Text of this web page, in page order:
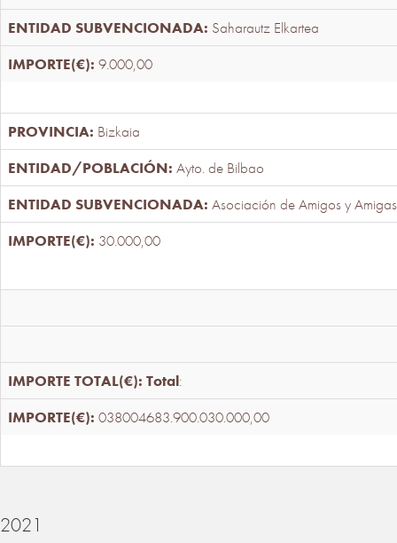
Saharautz Elkartea
9.000,00
Bizkaia
Ayto. de Bilbao
Asociación de Amigos y
30.000,00
Total:
038004683.900.030.000,00
2021